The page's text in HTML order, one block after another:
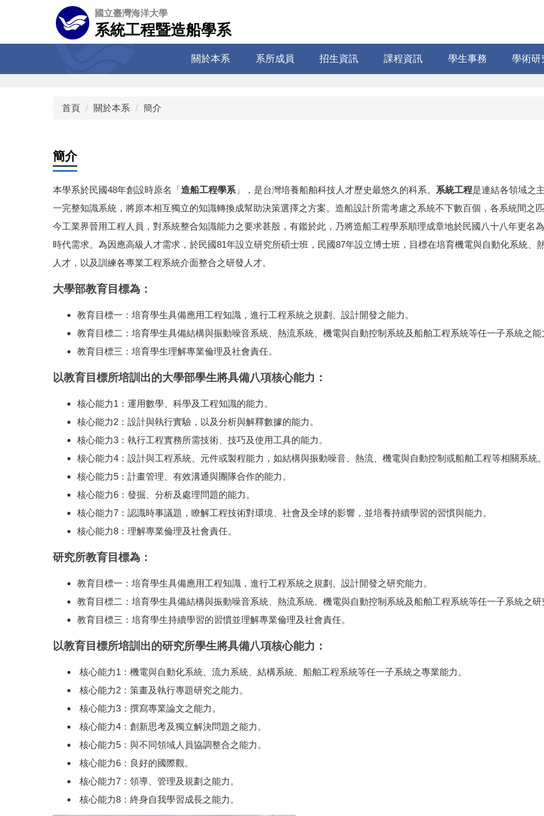
容
國立臺灣海洋大學
系統工程暨造船學系
關於本系 系所成員 招生資訊 課程資訊 學生事務 學術研
首頁 關於本系 簡介
簡介
本學系於民國48年創設時原名「造船工程學系 」，是台灣培養船舶科技人才歷史最悠久的科系。 系統工程是連結各領域之
一完整知識系統，將原本相互獨立的知識轉換成幫助決策選擇之方案。造船設計所需考慮之系統不下數百個，各系統間之
今工業界晉用工程人員，對系統整合知識能力之要求甚殷，有鑑於此，乃將造船工程學系順理成章地於民國八十八年更名
時代需求。為因應高級人才需求，於民國81年設立研究所碩士班，民國87年設立博士班，目標在培育機電與自動化系統、
人才，以及訓練各專業工程系統介面整合之研發人才。
大學部教育目標為：
教育目標一：培育學生具備應用工程知識，進行工程系統之規劃、設計開發之能力。
教育目標二：培育學生具備結構與振動噪音系統、熱流系統、機電與自動控制系統及船舶工程系統等任一子系統之能
教育目標三：培育學生理解專業倫理及社會責任。
以教育目標所培訓出的大學部學生將具備八項核心能力：
核心能力1：運用數學、科學及工程知識的能力。
核心能力2：設計與執行實驗，以及分析與解釋數據的能力。
核心能力3：執行工程實務所需技術、技巧及使用工具的能力。
核心能力4：設計與工程系統、元件或製程能力，如結構與振動噪音、熱流、機電與自動控制或船舶工程等相關系統
核心能力5：計畫管理、有效溝通與團隊合作的能力。
核心能力6：發掘、分析及處理問題的能力。
核心能力7：認識時事議題，瞭解工程技術對環境、社會及全球的影響，並培養持續學習的習慣與能力。
核心能力8：理解專業倫理及社會責任。
研究所教育目標為：
教育目標一：培育學生具備應用工程知識，進行工程系統之規劃、設計開發之研究能力。
教育目標二：培育學生具備結構與振動噪音系統、熱流系統、機電與自動控制系統及船舶工程系統等任一子系統之研
教育目標三：培育學生持續學習的習慣並理解專業倫理及社會責任。
以教育目標所培訓出的研究所學生將具備八項核心能力：
核心能力1：機電與自動化系統、流力系統、結構系統、船舶工程系統等任一子系統之專業能力。
核心能力2：策畫及執行專題研究之能力。
核心能力3：撰寫專業論文之能力。
核心能力4：創新思考及獨立解決問題之能力。
核心能力5：與不同領域人員協調整合之能力。
核心能力6：良好的國際觀。
核心能力7：領導、管理及規劃之能力。
核心能力8：終身自我學習成長之能力。